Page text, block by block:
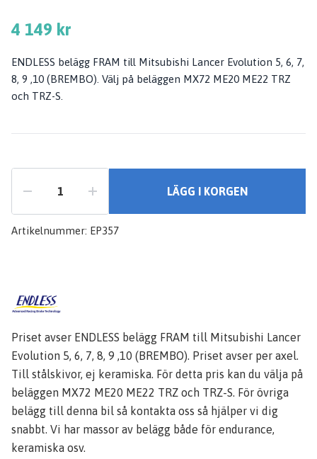
4 149 kr
ENDLESS belägg FRAM till Mitsubishi Lancer Evolution 5, 6, 7,
8, 9 ,10 (BREMBO). Välj på beläggen MX72 ME20 ME22 TRZ
och TRZ-S.
LÄGG I KORGEN
Artikelnummer: EP357
Priset avser ENDLESS belägg FRAM till Mitsubishi Lancer
Evolution 5, 6, 7, 8, 9 ,10 (BREMBO). Priset avser per axel.
Till stålskivor, ej keramiska. För detta pris kan du välja på
beläggen MX72 ME20 ME22 TRZ och TRZ-S. För övriga
belägg till denna bil så kontakta oss så hjälper vi dig
snabbt. Vi har massor av belägg både för endurance,
keramiska osv.